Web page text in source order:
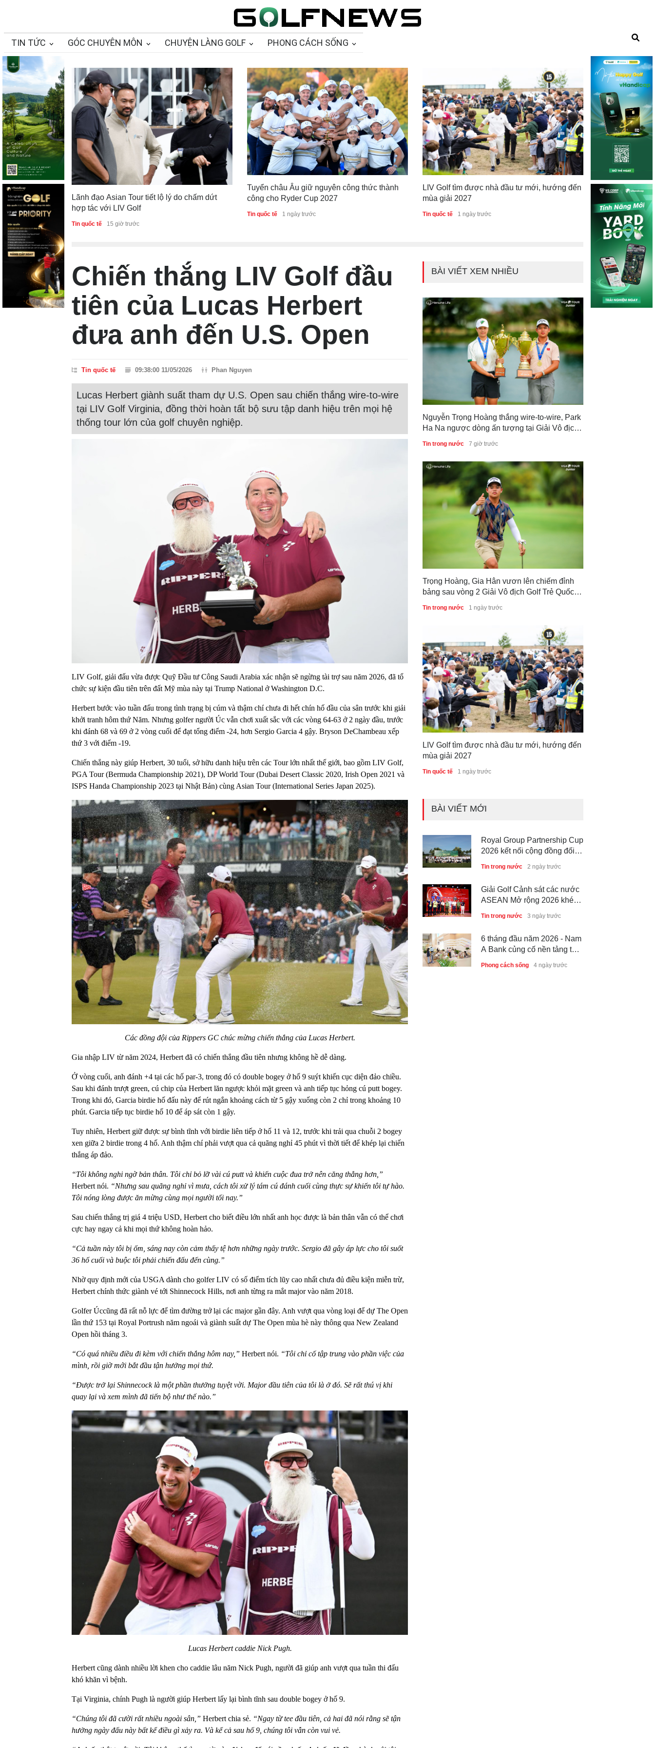
TIN TỨC GÓC CHUYÊN MÔN CHUYỆN LÀNG GOLF PHONG CÁCH SỐNG
Lãnh đạo Asian Tour tiết lộ lý do chấm dứt
hợp tác với LIV Golf
Tin quốc tế 15 giờ trước
Tuyển châu Âu giữ nguyên công thức thành
công cho Ryder Cup 2027
Tin quốc tế 1 ngày trước
LIV Golf tìm được nhà đầu tư mới, hướng đến
mùa giải 2027
Tin quốc tế 1 ngày trước
Sau Jackson
tiếp nối làn
PGA Tour
Tin quốc tế 4 ngày
Chiến thắng LIV Golf đầu
tiên của Lucas Herbert
đưa anh đến U.S. Open
Tin quốc tế 09:38:00 11/05/2026 Phan Nguyen
Lucas Herbert giành suất tham dự U.S. Open sau chiến thắng wire-to-wire
tại LIV Golf Virginia, đồng thời hoàn tất bộ sưu tập danh hiệu trên mọi hệ
thống tour lớn của golf chuyên nghiệp.
LIV Golf, giải đấu vừa được Quỹ Đầu tư Công Saudi Arabia xác nhận sẽ ngừng tài trợ sau năm 2026, đã tổ
chức sự kiện đầu tiên trên đất Mỹ mùa này tại Trump National ở Washington D.C.
Herbert bước vào tuần đấu trong tình trạng bị cúm và thậm chí chưa đi hết chín hố đầu của sân trước khi giải
khởi tranh hôm thứ Năm. Nhưng golfer người Úc vẫn chơi xuất sắc với các vòng 64-63 ở 2 ngày đầu, trước
khi đánh 68 và 69 ở 2 vòng cuối để đạt tổng điểm -24, hơn Sergio Garcia 4 gậy. Bryson DeChambeau xếp
thứ 3 với điểm -19.
Chiến thắng này giúp Herbert, 30 tuổi, sở hữu danh hiệu trên các Tour lớn nhất thế giới, bao gồm LIV Golf,
PGA Tour (Bermuda Championship 2021), DP World Tour (Dubai Desert Classic 2020, Irish Open 2021 và
ISPS Handa Championship 2023 tại Nhật Bản) cùng Asian Tour (International Series Japan 2025).
Các đồng đội của Rippers GC chúc mừng chiến thắng của Lucas Herbert.
Gia nhập LIV từ năm 2024, Herbert đã có chiến thắng đầu tiên nhưng không hề dễ dàng.
Ở vòng cuối, anh đánh +4 tại các hố par-3, trong đó có double bogey ở hố 9 suýt khiến cục diện đảo chiều.
Sau khi đánh trượt green, cú chip của Herbert lăn ngược khỏi mặt green và anh tiếp tục hỏng cú putt bogey.
Trong khi đó, Garcia birdie hố đấu này để rút ngắn khoảng cách từ 5 gậy xuống còn 2 chỉ trong khoảng 10
phút. Garcia tiếp tục birdie hố 10 để áp sát còn 1 gậy.
Tuy nhiên, Herbert giữ được sự bình tĩnh với birdie liên tiếp ở hố 11 và 12, trước khi trải qua chuỗi 2 bogey
xen giữa 2 birdie trong 4 hố. Anh thậm chí phải vượt qua cả quãng nghỉ 45 phút vì thời tiết để khép lại chiến
thắng áp đảo.
“Tôi không nghi ngờ bản thân. Tôi chỉ bỏ lỡ vài cú putt và khiến cuộc đua trở nên căng thẳng hơn,”
Herbert nói. “Nhưng sau quãng nghỉ vì mưa, cách tôi xử lý tám cú đánh cuối cùng thực sự khiến tôi tự hào.
Tôi nóng lòng được ăn mừng cùng mọi người tối nay.”
Sau chiến thắng trị giá 4 triệu USD, Herbert cho biết điều lớn nhất anh học được là bản thân vẫn có thể chơi
cực hay ngay cả khi mọi thứ không hoàn hảo.
“Cả tuần này tôi bị ốm, sáng nay còn cảm thấy tệ hơn những ngày trước. Sergio đã gây áp lực cho tôi suốt
36 hố cuối và buộc tôi phải chiến đấu đến cùng.”
Nhờ quy định mới của USGA dành cho golfer LIV có số điểm tích lũy cao nhất chưa đủ điều kiện miễn trừ,
Herbert chính thức giành vé tới Shinnecock Hills, nơi anh từng ra mắt major vào năm 2018.
Golfer Úccũng đã rất nỗ lực để tìm đường trở lại các major gần đây. Anh vượt qua vòng loại để dự The Open
lần thứ 153 tại Royal Portrush năm ngoái và giành suất dự The Open mùa hè này thông qua New Zealand
Open hồi tháng 3.
“Có quá nhiều điều đi kèm với chiến thắng hôm nay,” Herbert nói. “Tôi chỉ cố tập trung vào phần việc của
mình, rồi giờ mới bắt đầu tận hưởng mọi thứ.
“Được trở lại Shinnecock là một phần thưởng tuyệt vời. Major đầu tiên của tôi là ở đó. Sẽ rất thú vị khi
quay lại và xem mình đã tiến bộ như thế nào.”
Lucas Herbert caddie Nick Pugh.
Herbert cũng dành nhiều lời khen cho caddie lâu năm Nick Pugh, người đã giúp anh vượt qua tuần thi đấu
khó khăn vì bệnh.
Tại Virginia, chính Pugh là người giúp Herbert lấy lại bình tĩnh sau double bogey ở hố 9.
“Chúng tôi đã cười rất nhiều ngoài sân,” Herbert chia sẻ. “Ngay từ tee đầu tiên, cả hai đã nói rằng sẽ tận
hưởng ngày đấu này bất kể điều gì xảy ra. Và kể cả sau hố 9, chúng tôi vẫn còn vui vẻ.
BÀI VIẾT XEM NHIỀU
Nguyễn Trọng Hoàng thắng wire-to-wire, Park
Ha Na ngược dòng ấn tượng tại Giải Vô địch
Golf Trẻ Quốc gia 2026
Tin trong nước 7 giờ trước
Trọng Hoàng, Gia Hân vươn lên chiếm đỉnh
bảng sau vòng 2 Giải Vô địch Golf Trẻ Quốc
Tin trong nước 1 ngày trước
LIV Golf tìm được nhà đầu tư mới, hướng đến
mùa giải 2027
Tin quốc tế 1 ngày trước
BÀI VIẾT MỚI
Royal Group Partnership Cup
2026 kết nối cộng đồng đối
tác tại Royal Long An Golf &
Country Club
Tin trong nước 2 ngày trước
Giải Golf Cảnh sát các nước
ASEAN Mở rộng 2026 khép
lại thành công, thúc đẩy giao
lưu và hợp tác quốc tế
Tin trong nước 3 ngày trước
6 tháng đầu năm 2026 - Nam
A Bank củng cố nền tảng tài
sản và năng lực dự phòng
Phong cách sống 4 ngày trước